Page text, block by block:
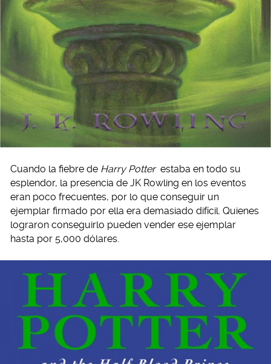
Cuando la fiebre de Harry Potter estaba en todo su
esplendor, la presencia de JK Rowling en los eventos
eran poco frecuentes, por lo que conseguir un
ejemplar firmado por ella era demasiado difícil. Quienes
lograron conseguirlo pueden vender ese ejemplar
hasta por 5,000 dólares.